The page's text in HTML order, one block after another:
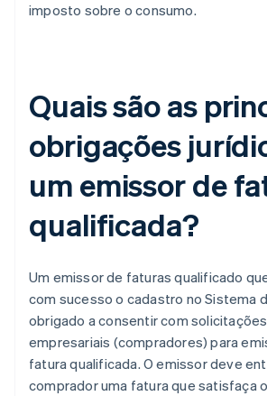
imposto sobre o consumo.
Quais são as
obrigações
um emissor de
qualificada?
Um emissor de faturas qualificado
com sucesso o cadastro no Sistema
obrigado a consentir com
empresariais (compradores) para
fatura qualificada. O emissor deve
comprador uma fatura que satisfaça